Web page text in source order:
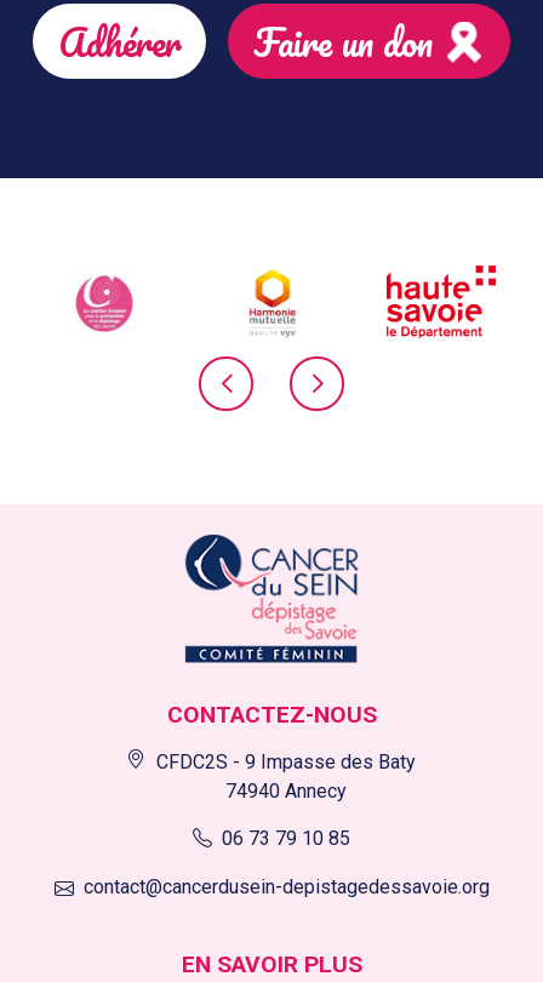
Adhérer Faire un don
CONTACTEZ-NOUS
CFDC2S - 9 Impasse des Baty
74940 Annecy
06 73 79 10 85
contact@cancerdusein-depistagedessavoie.org
EN SAVOIR PLUS